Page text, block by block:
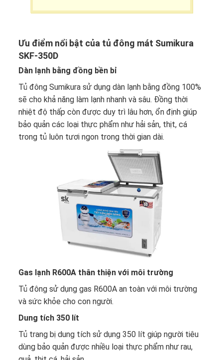
Ưu điểm nổi bật của tủ đông mát Sumikura
SKF-350D
Dàn lạnh bằng đồng bền bỉ
Tủ đông Sumikura sử dụng dàn lạnh bằng đồng 100%
sẽ cho khả năng làm lạnh nhanh và sâu. Đồng thời
nhiệt độ thấp còn được duy trì lâu hơn, ổn định giúp
bảo quản các loại thực phẩm như hải sản, thịt, cá
trong tủ luôn tươi ngon trong thời gian dài.
Gas lạnh R600A thân thiện với môi trường
Tủ đông sử dụng gas R600A an toàn với môi trường
và sức khỏe cho con người.
Dung tích 350 lít
Tủ trang bị dung tích sử dụng 350 lít giúp người tiêu
dùng bảo quản được nhiều loại thực phẩm như rau,